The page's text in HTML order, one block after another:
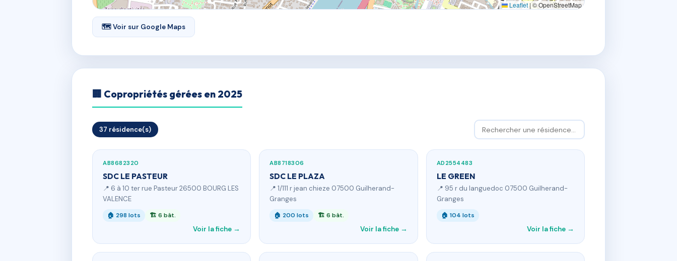
Leaflet|© OpenStreetMap
🗺 Voir sur Google Maps
🏢 Copropriétés gérées en 2025
37 résidence(s)
AB8682320
SDC LE PASTEUR
📍 6 à 10 ter rue Pasteur 26500 BOURG LES
VALENCE
🏠 298 lots 🏗 6 bât.
Voir la fiche →
AB8718306
SDC LE PLAZA
📍 1/111 r jean chieze 07500 Guilherand-
Granges
🏠 200 lots 🏗 6 bât.
Voir la fiche →
AD2554483
LE GREEN
📍 95 r du languedoc 07500 Guilherand-
Granges
🏠 104 lots
Voir la fiche →